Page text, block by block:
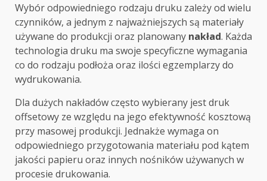
Wybór odpowiedniego rodzaju druku zależy od wielu
czynników, a jednym z najważniejszych są materiały
używane do produkcji oraz planowany nakład. Każda
technologia druku ma swoje specyficzne wymagania
co do rodzaju podłoża oraz ilości egzemplarzy do
wydrukowania.
Dla dużych nakładów często wybierany jest druk
offsetowy ze względu na jego efektywność kosztową
przy masowej produkcji. Jednakże wymaga on
odpowiedniego przygotowania materiału pod kątem
jakości papieru oraz innych nośników używanych w
procesie drukowania.